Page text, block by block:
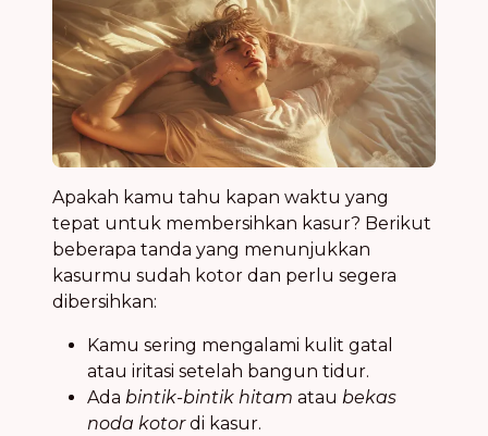
Apakah kamu tahu kapan waktu yang
tepat untuk membersihkan kasur? Berikut
beberapa tanda yang menunjukkan
kasurmu sudah kotor dan perlu segera
dibersihkan:
Kamu sering mengalami kulit gatal
atau iritasi setelah bangun tidur.
Ada bintik-bintik hitam atau bekas
noda kotordi kasur.